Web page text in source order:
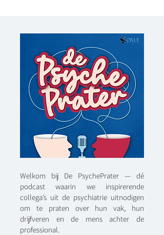
Welkom bij De PsychePrater — dé
podcast waarin we inspirerende
collega’s uit de psychiatrie uitnodigen
om te praten over hun vak, hun
drijfveren en de mens achter de
professional.